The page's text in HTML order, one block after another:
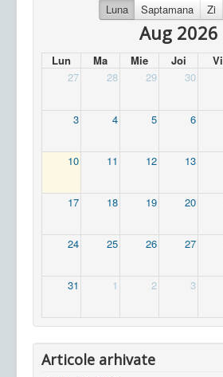
Luna Saptamana Zi
Aug 2026
Lun Ma Mie Joi Vi
27
28 29 30
3 4 5 6
10 11 12 13
17 18 19 20
24 25 26 27
31 1 2 3
Articole arhivate